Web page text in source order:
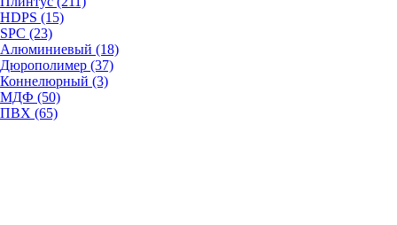
HDPS (15)
SPC (23)
Алюминиевый (18)
Дюрополимер (37)
Коннелюрный (3)
МДФ (50)
ПВХ (65)